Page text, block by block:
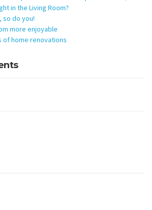
in the Living Room?
so do you!
more enjoyable
of home renovations